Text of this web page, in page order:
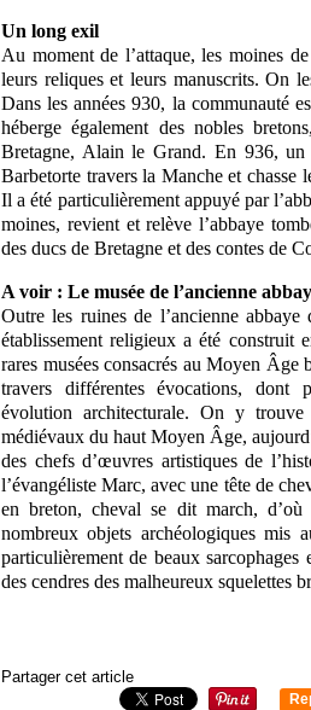
Un long exil
Au moment de l’attaque, les moines
leurs reliques et leurs manuscrits. On
Dans les années 930, la communauté
héberge également des nobles
Bretagne, Alain le Grand. En 936,
Barbetorte travers la Manche et chasse
Il a été particulièrement appuyé par
moines, revient et relève l’abbaye
des ducs de Bretagne et des contes de
A voir : Le musée de l’ancienne
Outre les ruines de l’ancienne
établissement religieux a été construit
rares musées consacrés au Moyen Âge
travers différentes évocations, dont
évolution architecturale. On y trouve
médiévaux du haut Moyen Âge,
des chefs d’œuvres artistiques de
l’évangéliste Marc, avec une tête de
en breton, cheval se dit march,
nombreux objets archéologiques mis
particulièrement de beaux
des cendres des malheureux squelettes
Partager cet article